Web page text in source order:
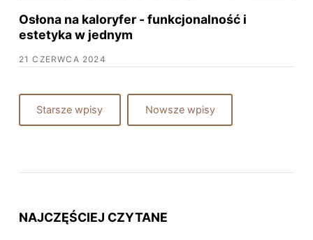
Osłona na kaloryfer - funkcjonalność i
estetyka w jednym
21 CZERWCA 2024
Starsze wpisy Nowsze wpisy
NAJCZĘŚCIEJ CZYTANE